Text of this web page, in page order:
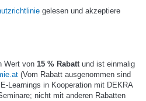
gelesen und akzeptiere
Wert von 15 % Rabatt und ist einmalig
(Vom Rabatt ausgenommen sind
Learnings in Kooperation mit DEKRA
nicht mit anderen Rabatten